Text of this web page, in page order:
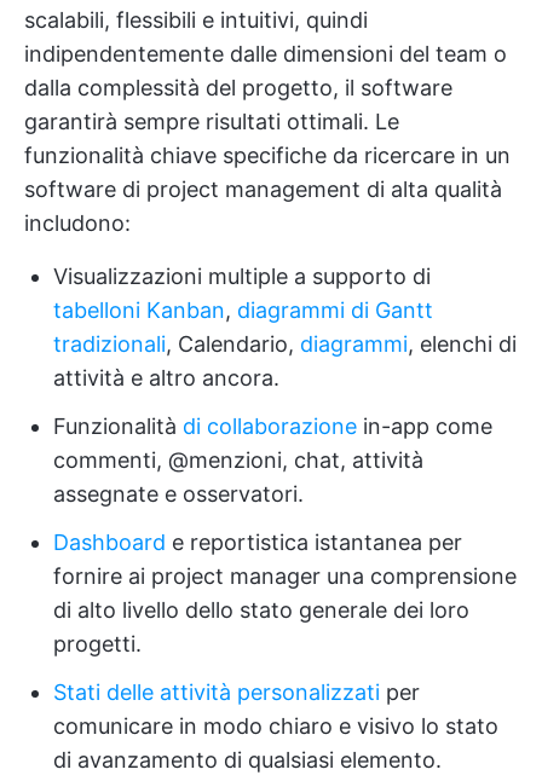
scalabili, flessibili e intuitivi, quindi
indipendentemente dalle dimensioni del team o
dalla complessità del progetto, il software
garantirà sempre risultati ottimali. Le
funzionalità chiave specifiche da ricercare in un
software di project management di alta qualità
includono:
Visualizzazioni multiple a supporto di
tabelloni Kanban, diagrammi di Gantt
tradizionali, Calendario, diagrammi, elenchi di
attività e altro ancora.
Funzionalità di collaborazione in-app come
commenti, @menzioni, chat, attività
assegnate e osservatori.
Dashboard e reportistica istantanea per
fornire ai project manager una comprensione
di alto livello dello stato generale dei loro
progetti.
Stati delle attività personalizzati per
comunicare in modo chiaro e visivo lo stato
di avanzamento di qualsiasi elemento.